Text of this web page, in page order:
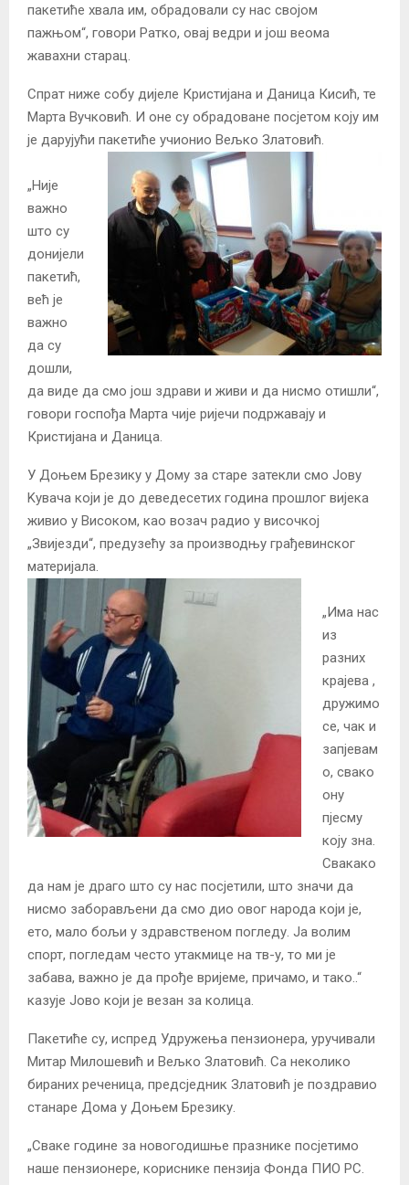
пакетиће хвала им, обрадовали су нас својом
пажњом“, говори Ратко, овај ведри и још веома
жавахни старац.
Спрат ниже собу дијеле Кристијана и Даница Кисић, те
Марта Вучковић. И оне су обрадоване посјетом коју им
је дарујући пакетиће учионио Вељко Златовић.
„Није
важно
што су
донијели
пакетић,
већ је
важно
да су
дошли,
да виде да смо још здрави и живи и да нисмо отишли“,
говори госпођа Марта чије ријечи подржавају и
Кристијана и Даница.
У Доњем Брезику у Дому за старе затекли смо Јову
Kувача који је до деведесетих година прошлог вијека
живио у Високом, као возач радио у височкој
„Звијезди“, предузећу за производњу грађевинског
материјала.
„Има нас
из
разних
крајева ,
дружимо
се, чак и
запјевам
о, свако
ону
пјесму
коју зна.
Свакако
да нам је драго што су нас посјетили, што значи да
нисмо заборављени да смо дио овог народа који је,
ето, мало бољи у здравственом погледу. Ја волим
спорт, погледам често утакмице на тв-у, то ми је
забава, важно је да прође вријеме, причамо, и тако..“
казује Јово који је везан за колица.
Пакетиће су, испред Удружења пензионера, уручивали
Митар Милошевић и Вељко Златовић. Са неколико
бираних реченица, предсједник Златовић је поздравио
станаре Дома у Доњем Брезику.
„Сваке године за новогодишње празнике посјетимо
наше пензионере, кориснике пензија Фонда ПИО РС.